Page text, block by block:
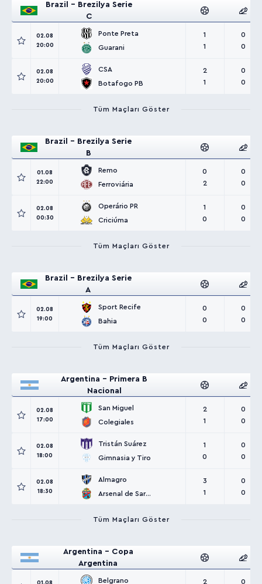
Brazil - Brezilya Serie
C
02.08
20:00
Ponte Preta
Guarani
1
1
0
0
02.08
20:00
CSA
Botafogo PB
2
1
0
0
Tüm Maçları Göster
Brazil - Brezilya Serie
B
01.08
22:00
Remo
Ferroviária
0
2
0
0
02.08
00:30
Operário PR
Criciúma
1
0
0
0
Tüm Maçları Göster
Brazil - Brezilya Serie
A
02.08
19:00
Sport Recife
Bahia
0
0
0
0
Tüm Maçları Göster
Argentina - Primera B
Nacional
02.08
17:00
San Miguel
Colegiales
2
1
0
0
02.08
18:00
Tristán Suárez
Gimnasia y Tiro
1
0
0
0
02.08
18:30
Almagro
Arsenal de Sarandi
3
1
0
0
Tüm Maçları Göster
Argentina - Copa
Argentina
01.08
Belgrano
2
0